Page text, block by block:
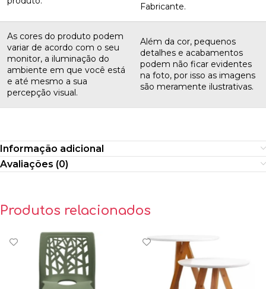
Fabricante.
As cores do produto podem
variar de acordo com o seu
monitor, a iluminação do
ambiente em que você está
e até mesmo a sua
percepção visual.
Além da cor, pequenos
detalhes e acabamentos
podem não ficar evidentes
na foto, por isso as imagens
são meramente ilustrativas.
Informação adicional
Avaliações (0)
Produtos relacionados